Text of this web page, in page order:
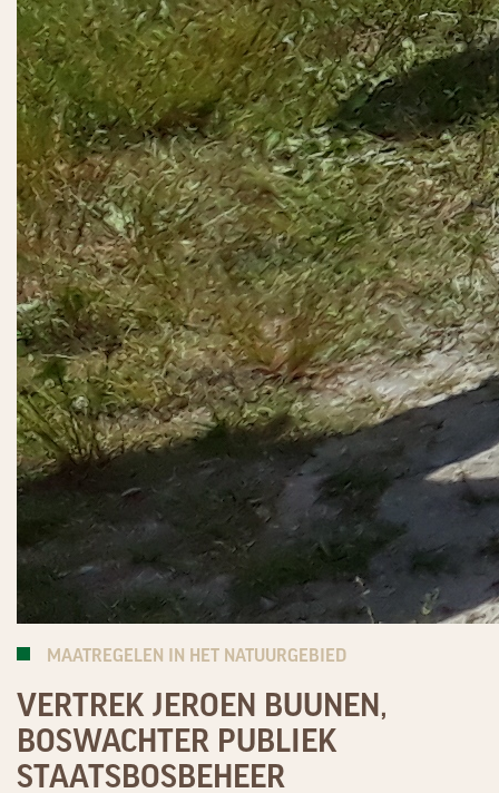
MAATREGELEN IN HET NATUURGEBIED
VERTREK JEROEN BUUNEN,
BOSWACHTER PUBLIEK
STAATSBOSBEHEER